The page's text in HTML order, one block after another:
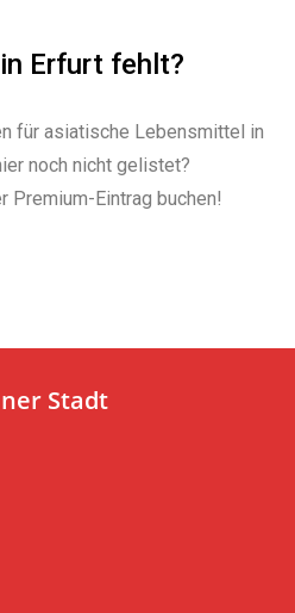
Erfurt fehlt?
für asiatische Lebensmittel in
noch nicht gelistet?
Premium-Eintrag buchen!
Stadt